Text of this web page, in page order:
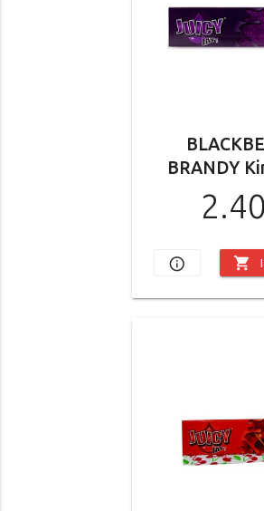
BRANDY
info_outline shopping_cart